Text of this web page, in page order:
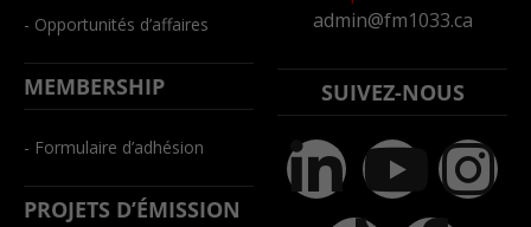
- Opportunités d’affaires
MEMBERSHIP
- Formulaire d’adhésion
PROJETS D’ÉMISSION
admin@fm1033.ca
SUIVEZ-NOUS